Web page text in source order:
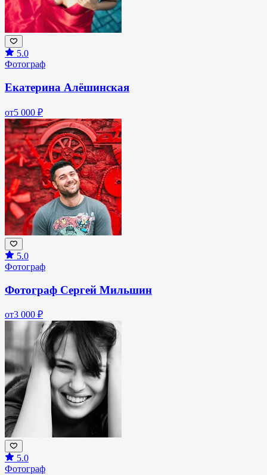
5.0
Фотограф
Екатерина Алёшинская
от5 000 ₽
5.0
Фотограф
Фотограф Сергей Мильшин
от3 000 ₽
5.0
Фотограф